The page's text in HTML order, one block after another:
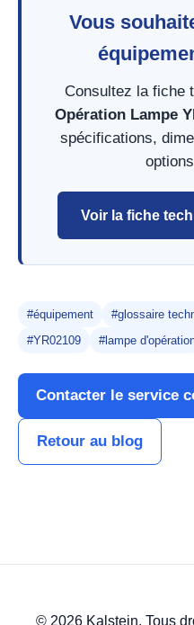
Vous
Consultez la fiche
Opération Lampe
spécifications,
Voir la fiche
#équipement #glossaire
#YR02109
#lampe
Contacter le service
Retour au blog
© 2026 Kalstein. Tous